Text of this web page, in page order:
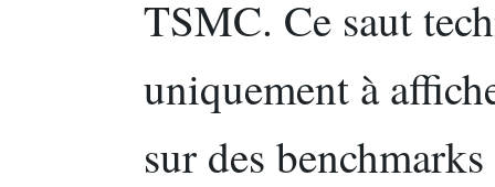
TSMC. Ce saut
uniquement à
sur des